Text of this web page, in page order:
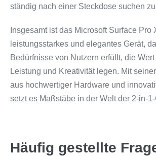
ständig nach einer Steckdose suchen
Insgesamt ist das Microsoft Surface Pro
leistungsstarkes und elegantes Gerät,
Bedürfnisse von Nutzern erfüllt, die
Leistung und Kreativität legen. Mit
aus hochwertiger Hardware und
setzt es Maßstäbe in der Welt der 2-in-
Häufig gestellte